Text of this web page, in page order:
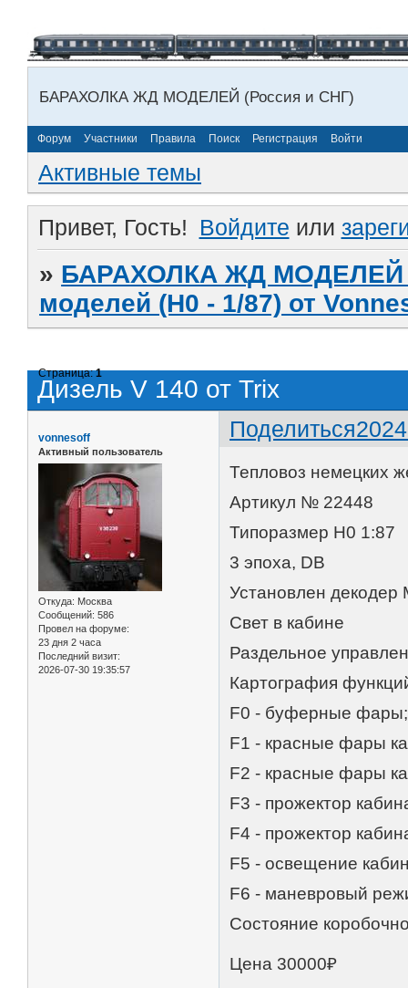
БАРАХОЛКА ЖД МОДЕЛЕЙ (Россия и СНГ)
Форум Участники Правила Поиск Регистрация Войти
Активные темы
Привет, Гость! Войдите или
» БАРАХОЛКА ЖД МОДЕЛЕЙ
моделей (H0 - 1/87) от
Дизель V 140 от Trix
Страница:1
Поделиться
vonnesoff
Активный пользователь
Откуда: Москва
Сообщений: 586
Провел на форуме:
23 дня 2 часа
Последний визит:
2026-07-30 19:35:57
Тепловоз немецких
Артикул № 22448
Типоразмер Н0 1:87
3 эпоха, DB
Установлен
Свет в кабине
Раздельное
Картография
F0 - буферные фары;
F1 - красные фары
F2 - красные фары
F3 - прожектор
F4 - прожектор
F5 - освещение
F6 - маневровый
Состояние
Цена 30000₽